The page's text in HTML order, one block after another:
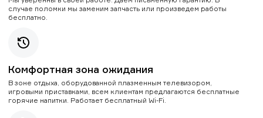
случае поломки мы заменим запчасть или произведем работы
бесплатно.
Комфортная зона ожидания
В зоне отдыха, оборудованной плазменным телевизором,
игровыми приставками, всем клиентам предлагаются бесплатные
горячие напитки. Работает бесплатный Wi-Fi.